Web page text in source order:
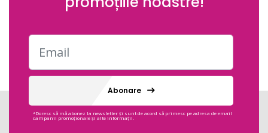
Abonare
*Doresc să mă abonez la newsletter și sunt de acord să primesc pe adresa de email
campanii promoționale și alte informații.